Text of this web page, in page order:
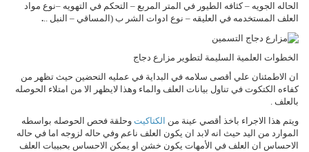
الحاله الجويه – كثافه الطيور في المتر المربع – التحكم في التهويه –نوع مواد
العلف المستخدمه في العليقه – نوع ادوات الشر ب (المساقي – النبل ...
الخطوات العلمية السليمة لتطوير مزارع دجاج
ان الاطمئنان علي أقصى سلامه في البداية في عمليه التحضين حيث تظهر من
كفاءه الكتكوت في تناول بيانات العلف والماء وهذا لايظهر الا من امتلاء الحوصله
بالعلف .
ويتم هذا الاجراء باخذ أقصي عينة من الكتاكيت وحلقة فحص الحوصله بواسطه
الموارد من اليد حيث انه لابد ان يكون العلف ناعم وفي حاله لزوجه اما في حاله
الاحساس ان العلف في الأمهات يكون خشن او يمكن الاحساس بحبيبات العلف